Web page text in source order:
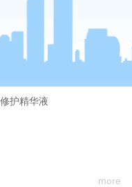
护精华液
more